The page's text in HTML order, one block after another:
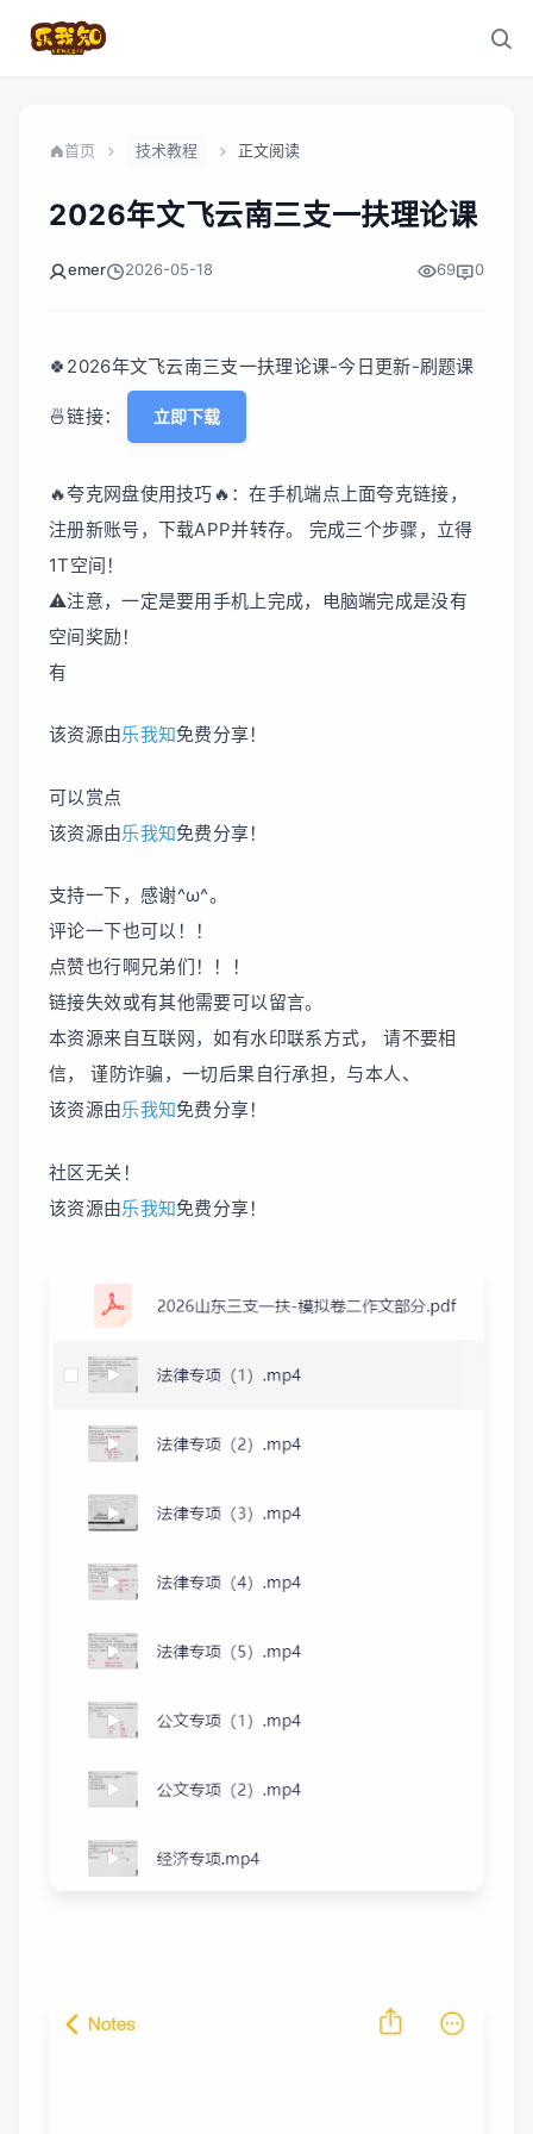
首页 技术教程 正文阅读
2026年文飞云南三支一扶理论课
emer 2026-05-18 69 0
🍀2026年文飞云南三支一扶理论课-今日更新-刷题课
🍜链接： 立即下载
🔥夸克网盘使用技巧🔥：在手机端点上面夸克链接，
注册新账号，下载APP并转存。 完成三个步骤，立得
1T空间！
⚠注意，一定是要用手机上完成，电脑端完成是没有
空间奖励！
有
该资源由乐我知免费分享！
可以赏点
该资源由乐我知免费分享！
支持一下，感谢^ω^。
评论一下也可以！！
点赞也行啊兄弟们！！！
链接失效或有其他需要可以留言。
本资源来自互联网，如有水印联系方式， 请不要相
信， 谨防诈骗，一切后果自行承担，与本人、
该资源由乐我知免费分享！
社区无关！
该资源由乐我知免费分享！